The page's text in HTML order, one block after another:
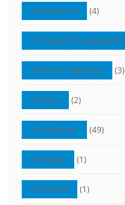
Araştırma (4)
Cevaplar & Makaleler
Dua ve Tapınma (3)
Kilise (2)
Makaleler (49)
Medya (1)
Tanıklık (1)